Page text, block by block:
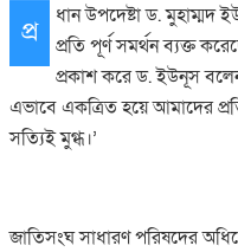
প্র
ধান উপদেষ্টা ড. মুহাম্মদ
প্রতি পূর্ণ সমর্থন ব্যক্ত
প্রকাশ করে ড. ইউনূস
এভাবে একত্রিত হয়ে আমাদের
সত্যিই মুগ্ধ।’
জাতিসংঘ সাধারণ পরিষদের